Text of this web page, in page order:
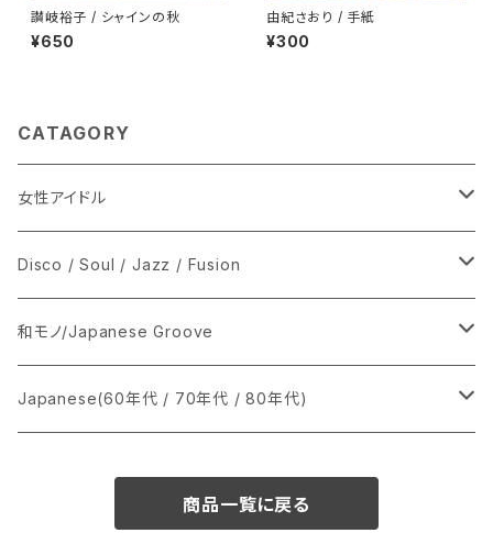
讃岐裕子 / シャインの秋
¥650
由紀さおり / 手紙
¥300
CATAGORY
女性アイドル
シングル盤
あ行
か行
LP
CD
Disco / Soul / Jazz / Fusion
シングル盤
A
12インチ・シングル
和モノ/Japanese Groove
シングル盤
Japanese(60年代 / 70年代 / 80年代)
商品一覧に戻る